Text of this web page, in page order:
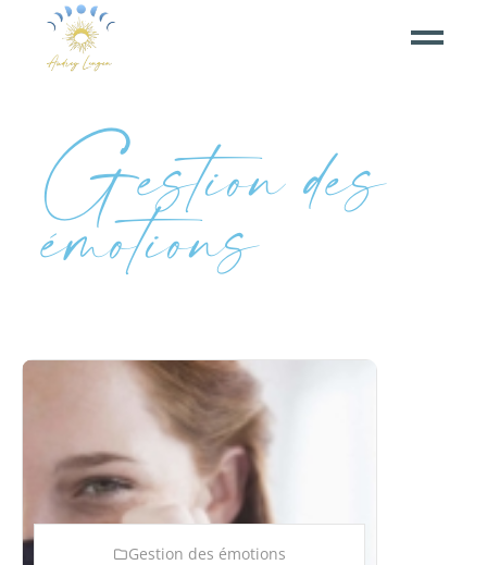
Gestion des
émotions
Gestion des émotions